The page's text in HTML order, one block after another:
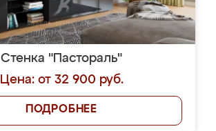
Стенка "Пастораль"
Цена: от 32 900 руб.
ПОДРОБНЕЕ